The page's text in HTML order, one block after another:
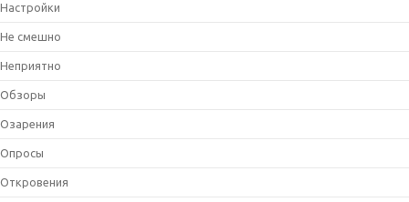
Настройки
Не смешно
Неприятно
Обзоры
Озарения
Опросы
Откровения